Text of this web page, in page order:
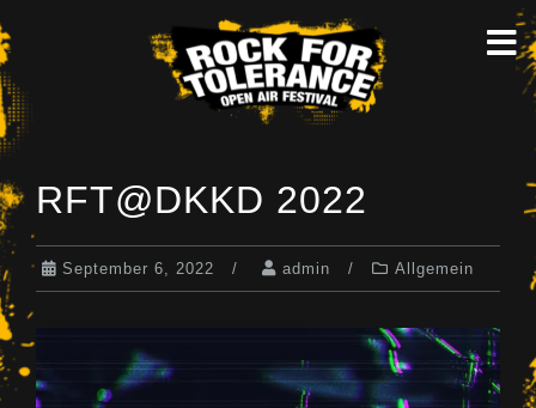
to
content
RFT@DKKD 2022
September 6, 2022 admin Allgemein